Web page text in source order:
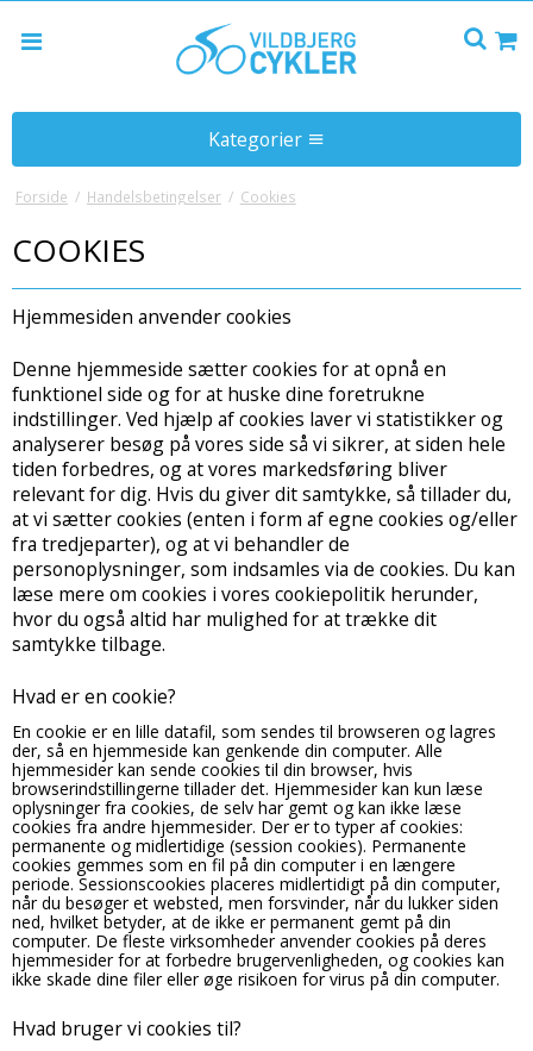
Kategorier
Elcykler
E-Fly
EL LADCYKLER
NORDEN
Cykler
Herrecykler
Damecykler
Norden
Børnecykler
WOOM
Udstyr & tilbehør
Cykelslanger
Cykellygter
Cykelhjelme
Cykelbeklædning
Bajerbæren
Plejemidler
Vores Hente- og Bringeservice
Undgå Cykeltyveri
Levering og Returnering
Forside / Handelsbetingelser / Cookies
COOKIES
Hjemmesiden anvender cookies
Denne hjemmeside sætter cookies for at opnå en
funktionel side og for at huske dine foretrukne
indstillinger. Ved hjælp af cookies laver vi statistikker og
analyserer besøg på vores side så vi sikrer, at siden hele
tiden forbedres, og at vores markedsføring bliver
relevant for dig. Hvis du giver dit samtykke, så tillader du,
at vi sætter cookies (enten i form af egne cookies og/eller
fra tredjeparter), og at vi behandler de
personoplysninger, som indsamles via de cookies. Du kan
læse mere om cookies i vores cookiepolitik herunder,
hvor du også altid har mulighed for at trække dit
samtykke tilbage.
Hvad er en cookie?
En cookie er en lille datafil, som sendes til browseren og lagres
der, så en hjemmeside kan genkende din computer. Alle
hjemmesider kan sende cookies til din browser, hvis
browserindstillingerne tillader det. Hjemmesider kan kun læse
oplysninger fra cookies, de selv har gemt og kan ikke læse
cookies fra andre hjemmesider. Der er to typer af cookies:
permanente og midlertidige (session cookies). Permanente
cookies gemmes som en fil på din computer i en længere
periode. Sessionscookies placeres midlertidigt på din computer,
når du besøger et websted, men forsvinder, når du lukker siden
ned, hvilket betyder, at de ikke er permanent gemt på din
computer. De fleste virksomheder anvender cookies på deres
hjemmesider for at forbedre brugervenligheden, og cookies kan
ikke skade dine filer eller øge risikoen for virus på din computer.
Hvad bruger vi cookies til?